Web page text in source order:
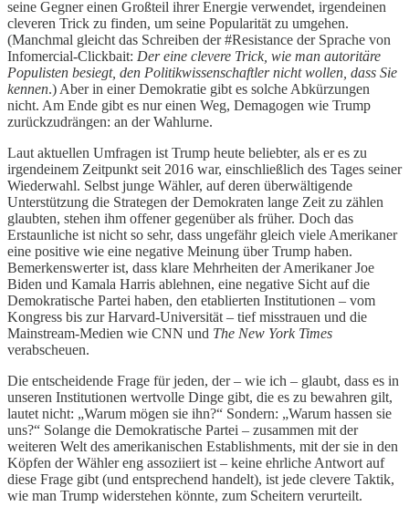
seine Gegner einen Großteil ihrer Energie verwendet, irgendeinen
cleveren Trick zu finden, um seine Popularität zu umgehen.
(Manchmal gleicht das Schreiben der #Resistance der Sprache von
Infomercial-Clickbait: Der eine clevere Trick, wie man autoritäre
Populisten besiegt, den Politikwissenschaftler nicht wollen, dass Sie
kennen.) Aber in einer Demokratie gibt es solche Abkürzungen
nicht. Am Ende gibt es nur einen Weg, Demagogen wie Trump
zurückzudrängen: an der Wahlurne.
Laut aktuellen Umfragen ist Trump heute beliebter, als er es zu
irgendeinem Zeitpunkt seit 2016 war, einschließlich des Tages seiner
Wiederwahl. Selbst junge Wähler, auf deren überwältigende
Unterstützung die Strategen der Demokraten lange Zeit zu zählen
glaubten, stehen ihm offener gegenüber als früher. Doch das
Erstaunliche ist nicht so sehr, dass ungefähr gleich viele Amerikaner
eine positive wie eine negative Meinung über Trump haben.
Bemerkenswerter ist, dass klare Mehrheiten der Amerikaner Joe
Biden und Kamala Harris ablehnen, eine negative Sicht auf die
Demokratische Partei haben, den etablierten Institutionen – vom
Kongress bis zur Harvard-Universität – tief misstrauen und die
Mainstream-Medien wie CNN und The New York Times
verabscheuen.
Die entscheidende Frage für jeden, der – wie ich – glaubt, dass es in
unseren Institutionen wertvolle Dinge gibt, die es zu bewahren gilt,
lautet nicht: „Warum mögen sie ihn?“ Sondern: „Warum hassen sie
uns?“ Solange die Demokratische Partei – zusammen mit der
weiteren Welt des amerikanischen Establishments, mit der sie in den
Köpfen der Wähler eng assoziiert ist – keine ehrliche Antwort auf
diese Frage gibt (und entsprechend handelt), ist jede clevere Taktik,
wie man Trump widerstehen könnte, zum Scheitern verurteilt.